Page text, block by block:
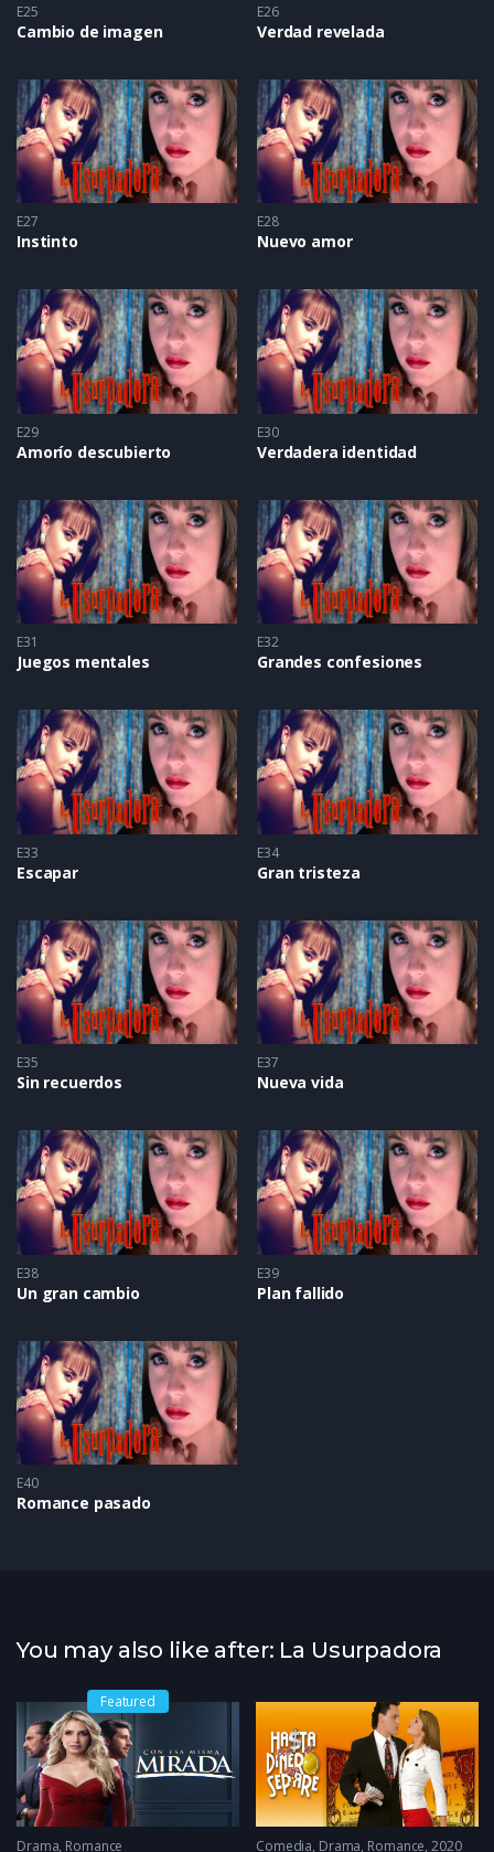
E25
Cambio de imagen
E26
Verdad revelada
E27
Instinto
E28
Nuevo amor
E29
Amorío descubierto
E30
Verdadera identidad
E31
Juegos mentales
E32
Grandes confesiones
E33
Escapar
E34
Gran tristeza
E35
Sin recuerdos
E37
Nueva vida
E38
Un gran cambio
E39
Plan fallido
E40
Romance pasado
You may also like after: La Usurpadora
Featured
Drama, Romance Comedia, Drama, Romance 2020